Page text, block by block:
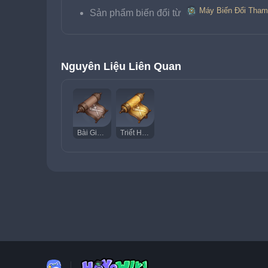
Sản phẩm biến đổi từ Máy Biến Đổi
Nguyên Liệu Liên Quan
Bài Giảng Của "Trật Tự" Triết Học Của "Trật Tự"